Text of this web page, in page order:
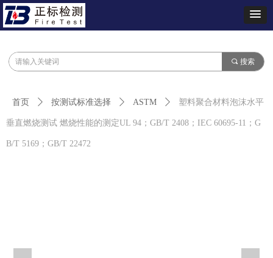
首页 ꄲ 按测试标准选择 ꄲ ASTM ꄲ 塑料聚合材料泡沫水平
垂直燃烧测试 燃烧性能的测定UL 94；GB/T 2408；IEC 60695-11；G
B/T 5169；GB/T 22472
끠 搜索